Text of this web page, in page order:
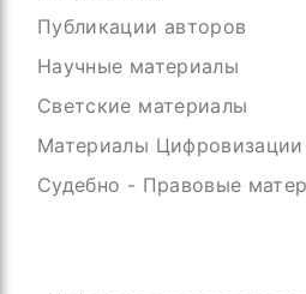
Публикации авторов
Научные материалы
Светские материалы
Материалы Цифровизации
Судебно - Правовые